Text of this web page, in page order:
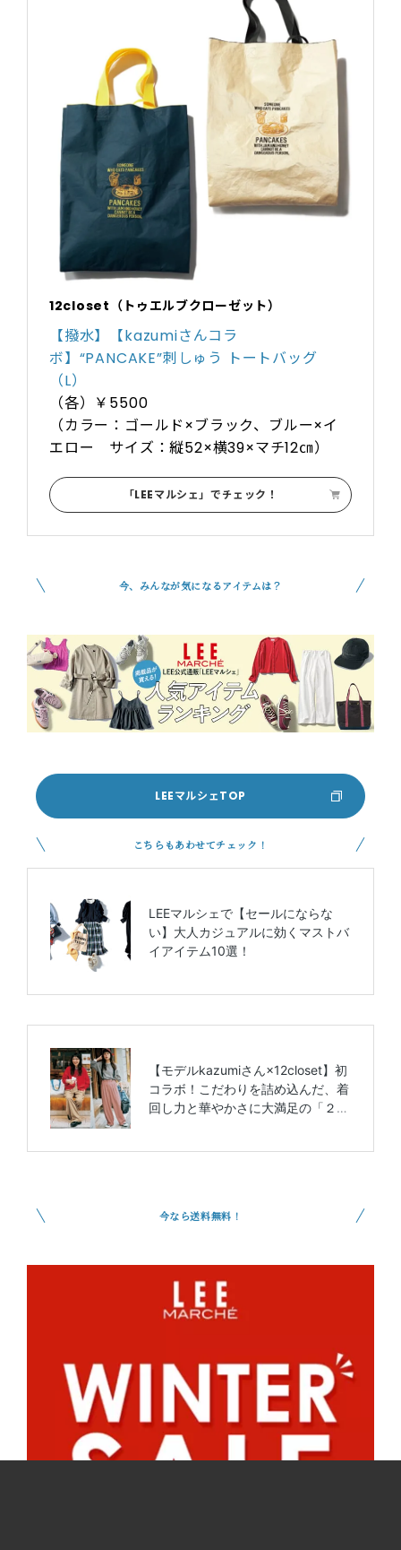
12closet（トゥエルブクローゼット）
【撥水】【kazumiさんコラ
ボ】“PANCAKE”刺しゅう トートバッグ
（L）
（各）￥5500
（カラー：ゴールド×ブラック、ブルー×イ
エロー サイズ：縦52×横39×マチ12㎝）
「LEEマルシェ」でチェック！
今、みんなが気になるアイテムは？
LEEマルシェTOP
こちらもあわせてチェック！
今なら送料無料！